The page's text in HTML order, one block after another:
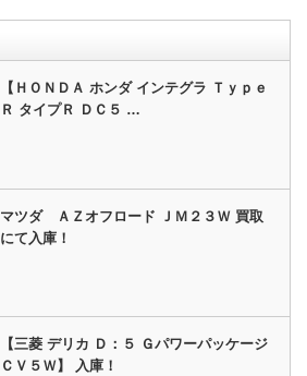
【ＨＯＮＤＡ ホンダ インテグラ Ｔｙｐｅ
Ｒ タイプＲ ＤＣ５ …
マツダ ＡＺオフロード ＪＭ２３Ｗ 買取
にて入庫！
【三菱 デリカ Ｄ：５ Ｇパワーパッケージ
ＣＶ５Ｗ】 入庫！